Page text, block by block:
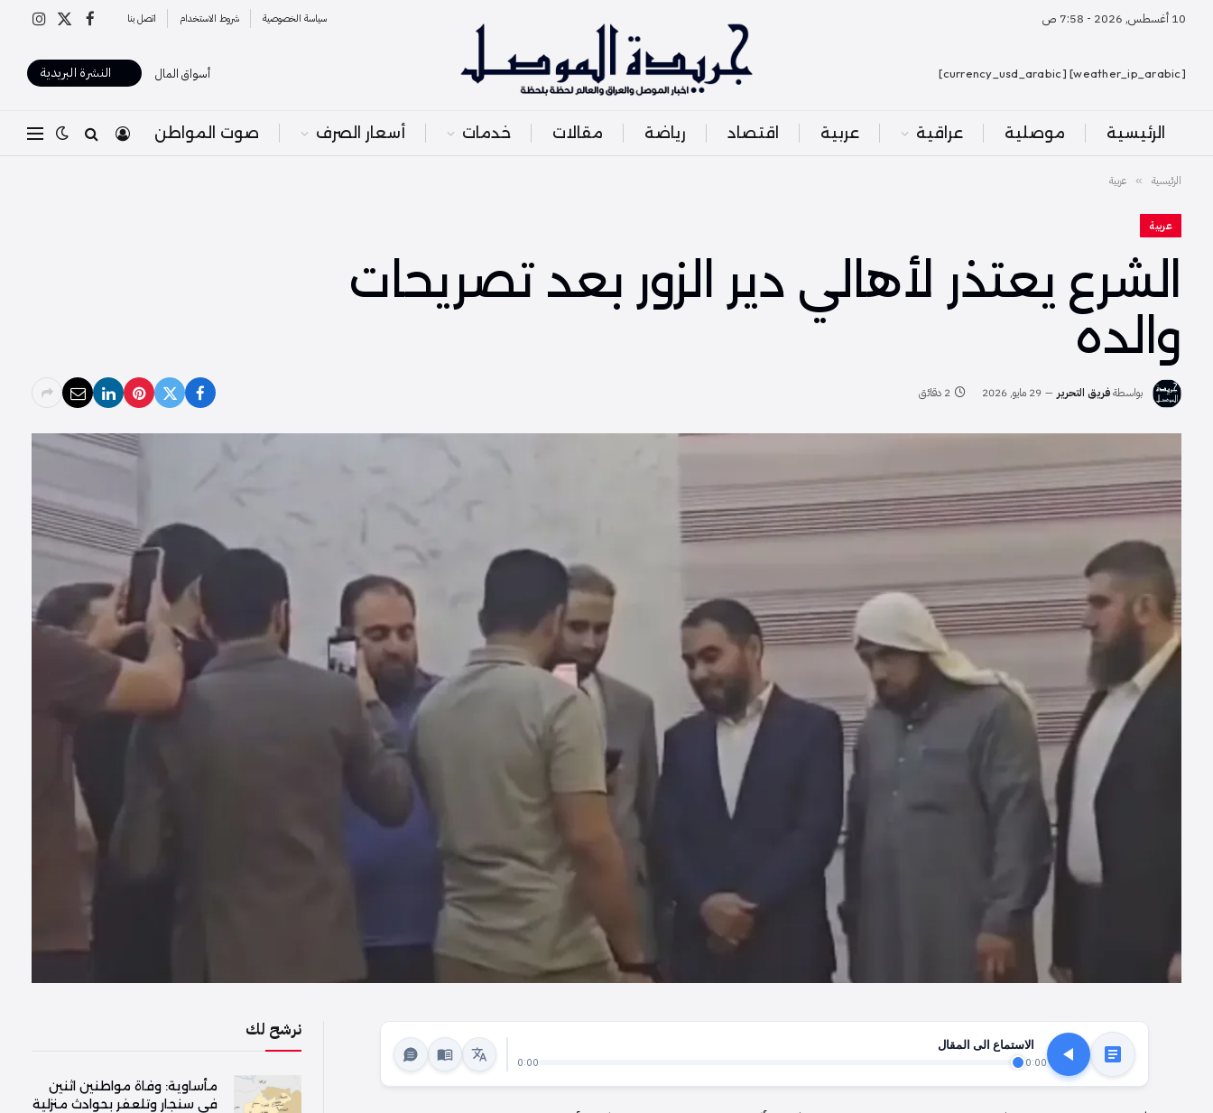
10 أغسطس, 2026 - 7:58 ص سياسة الخصوصية شروط الاستخدام اتصل بنا فيسبوك
X
[weather_ip_arabic] [currency_usd_arabic] أسواق المال النشرة البريدية
الرئيسية موصلية عراقية عربية اقتصاد رياضة مقالات خدمات أسعار الصرف صوت المواطن
الرئيسية » عربية
عربية
الشرع يعتذر لأهالي دير الزور بعد تصريحات
والده
بواسطةفريق التحرير 29 مايو, 2026 2 دقائق
الاستماع الى المقال
0:00
0:00
نرشح لك
مأساوية: وفاة مواطنين اثنين
في سنجار وتلعفر بحوادث منزلية